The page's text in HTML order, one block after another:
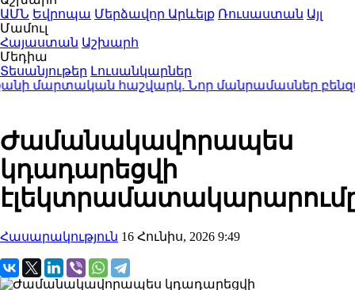
ԱՄՆ Եվրոպա Մերձավոր Արևելք Ռուսաստան Այլ
Մամուլ
Հայաստան Աշխարհ
Մեդիա
Տեսանյութեր Լուսանկարներ
հաշվարկ. Նոր մանրամասներ
Ժամանակավորապես
կդադարեցվի
Հասարակություն 16 Հունիս, 2026 9:49